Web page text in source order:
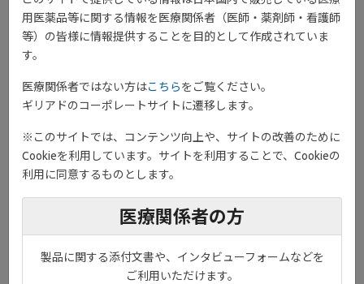
●オプチニューリンの発現抑制による
RANKLとオステオプロテゲリンの発現
量の変化（
滑膜線維芽細胞のオプチニューリンをノックダウンして解析を行
発現量を増加させた一方で、内因性の破骨細胞分化抑制因子であ
るオステオプロゲテリンの発現には影響しませんでした。このこ
とから、オプチニューリンはRANKLとオステオプロゲテリンの発
現のバランスを変えて破骨細胞分化を抑制していることが示され
用医薬品等に関する情報を医療関係者（医師・薬剤師・看護師
等）の皆様に情報提供することを目的として作成されていま
す。
医療関係者ではない方はこちらをご覧ください。
ギリアドのコーポレートサイトに遷移します。
※このサイトでは、コンテンツ向上や、サイトの改善のために
Cookieを利用しています。サイトを利用することで、Cookieの
利用に同意するものとします。
医療関係者の方
製品に関する添付文書や、インタビューフォームなどを
ご利用いただけます。